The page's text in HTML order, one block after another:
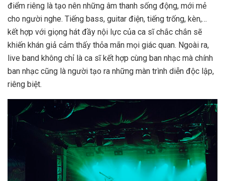
điểm riêng là tạo nên những âm thanh sống động, mới mẻ
cho người nghe. Tiếng bass, guitar điện, tiếng trống, kèn,…
kết hợp với giọng hát đầy nội lực của ca sĩ chắc chắn sẽ
khiến khán giả cảm thấy thỏa mãn mọi giác quan. Ngoài ra,
live band không chỉ là ca sĩ kết hợp cùng ban nhạc mà chính
ban nhạc cũng là người tạo ra những màn trình diễn độc lập,
riêng biệt.